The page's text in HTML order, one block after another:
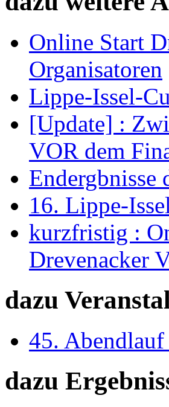
Online Start
Organisatoren
Lippe-Issel-
[Update] :
VOR dem
16. Lippe-
kurzfristig :
Drevenacker
dazu
45.
dazu